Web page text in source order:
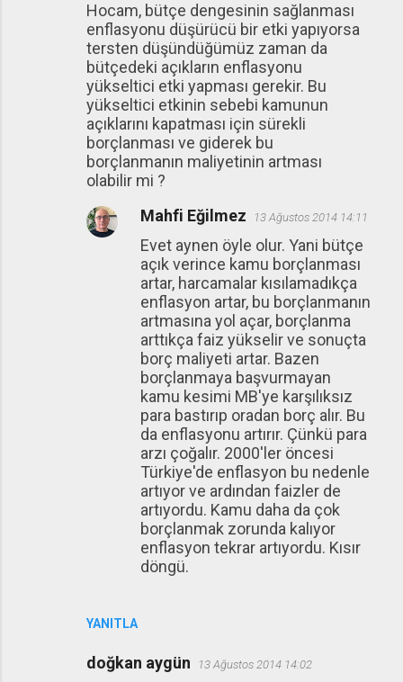
Hocam, bütçe dengesinin sağlanması
enflasyonu düşürücü bir etki yapıyorsa
tersten düşündüğümüz zaman da
bütçedeki açıkların enflasyonu
yükseltici etki yapması gerekir. Bu
yükseltici etkinin sebebi kamunun
açıklarını kapatması için sürekli
borçlanması ve giderek bu
borçlanmanın maliyetinin artması
olabilir mi ?
YANITLA
Mahfi Eğilmez 13 Ağustos 2014 14:11
Evet aynen öyle olur. Yani bütçe
açık verince kamu borçlanması
artar, harcamalar kısılamadıkça
enflasyon artar, bu borçlanmanın
artmasına yol açar, borçlanma
arttıkça faiz yükselir ve sonuçta
borç maliyeti artar. Bazen
borçlanmaya başvurmayan
kamu kesimi MB'ye karşılıksız
para bastırıp oradan borç alır. Bu
da enflasyonu artırır. Çünkü para
arzı çoğalır. 2000'ler öncesi
Türkiye'de enflasyon bu nedenle
artıyor ve ardından faizler de
artıyordu. Kamu daha da çok
borçlanmak zorunda kalıyor
enflasyon tekrar artıyordu. Kısır
döngü.
doğkan aygün 13 Ağustos 2014 14:02